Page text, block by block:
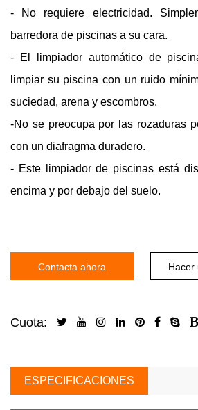
- No requiere electricidad.
barredora de piscinas a su cara.
- El limpiador automático de
limpiar su piscina con un ruido
suciedad, arena y escombros.
-No se preocupa por las rozaduras
con un diafragma duradero.
- Este limpiador de piscinas está
encima y por debajo del suelo.
Contacta ahora Hacer
Cuota:
ESPECIFICACIONES